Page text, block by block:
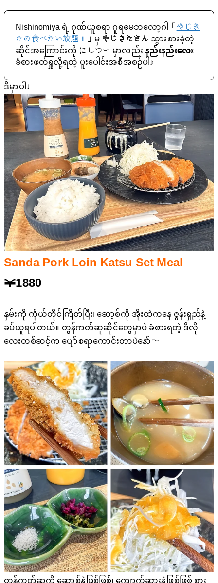
Nishinomiya ရဲ့ ဂုဏ်ယူစရာ ဂူရမေဘလော့ဂါ「やじき
たの食べたい放題！」မှやじきたさんသွားစားခဲ့တဲ့
ဆိုင်အကြောင်းကို にしつー မှာလည်းနည်းနည်းလေး
ခံစားဖတ်ရှုလို့ရတဲ့ ပူးပေါင်းအစီအစဉ်ပါ♪
ဒီမှာပါ↓
Sanda Pork Loin Katsu Set Meal
￥1880
နှမ်းကို ကိုယ်တိုင်ကြိတ်ပြီး၊ ဆော့စ်ကို အိုးထဲကနေ ဇွန်းရှည်နဲ့
ခပ်ယူရပါတယ်။ တွန်ကတ်ဆုဆိုင်တွေမှာပဲ ခံစားရတဲ့ ဒီလို
လေးတစ်ဆင့်က ပျော်စရာကောင်းတာပဲနော်〜